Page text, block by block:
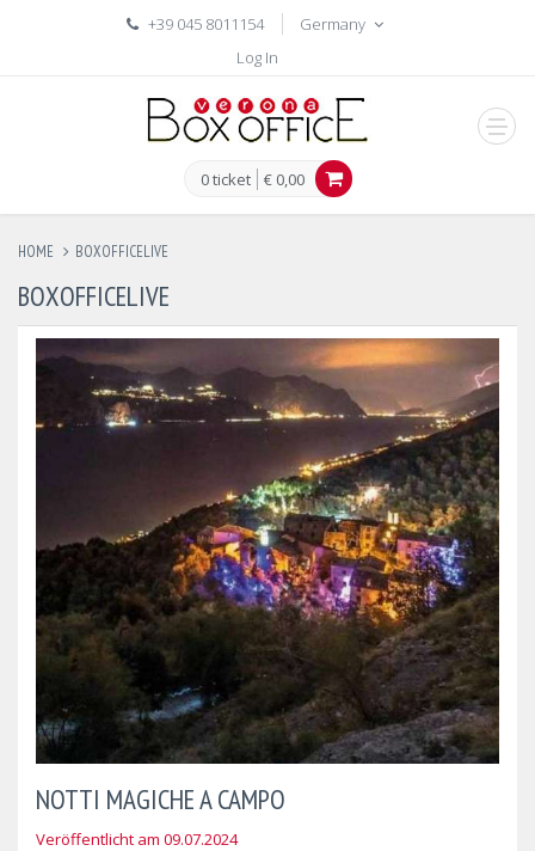
+39 045 8011154
Germany
Log In
0 ticket € 0,00
HOME BOXOFFICELIVE
BOXOFFICELIVE
NOTTI MAGICHE A CAMPO
Veröffentlicht am 09.07.2024